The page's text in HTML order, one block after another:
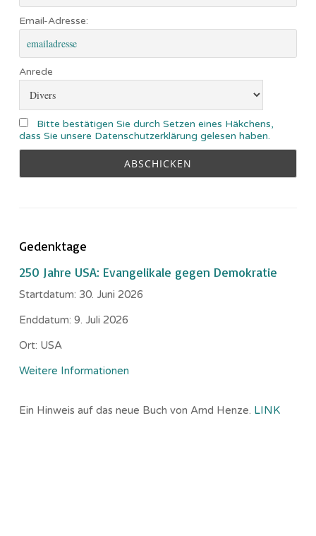
Email-Adresse:
Anrede
Bitte bestätigen Sie durch Setzen eines Häkchens,
dass Sie unsere Datenschutzerklärung gelesen haben.
Gedenktage
250 Jahre USA: Evangelikale gegen Demokratie
Startdatum: 30. Juni 2026
Enddatum: 9. Juli 2026
Ort: USA
Weitere Informationen
Ein Hinweis auf das neue Buch von Arnd Henze. LINK